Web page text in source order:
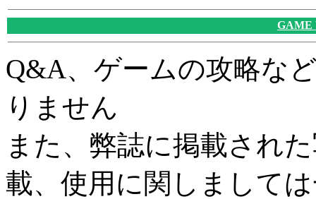
GAME
Q&A、ゲームの攻略な
りません
また、弊誌に掲載され
載、使用に関しまして